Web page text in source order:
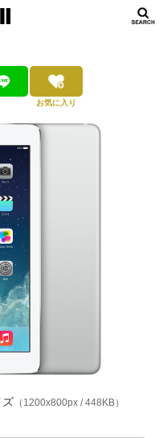
お気に入り
ズ （1200x800px / 448KB）